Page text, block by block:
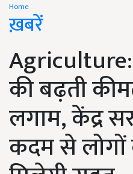
Home
ख़बरें
की बढ़ती
लगाम, केंद्र
कदम से